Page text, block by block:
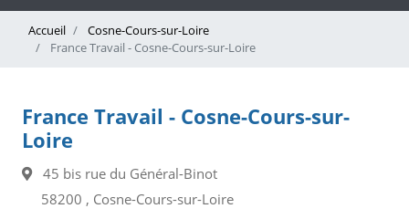
Accueil
Cosne-Cours-sur-Loire
France Travail - Cosne-Cours-sur-Loire
France Travail - Cosne-Cours-sur-
Loire
45 bis rue du Général-Binot
58200 , Cosne-Cours-sur-Loire